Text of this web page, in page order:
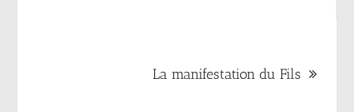
La manifestation du Fils